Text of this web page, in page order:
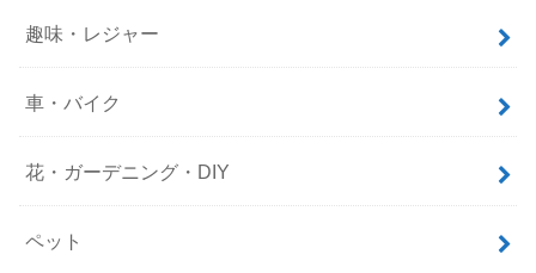
趣味・レジャー
車・バイク
花・ガーデニング・DIY
ペット